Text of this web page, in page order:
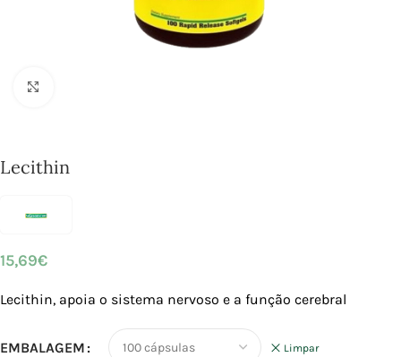
Lecithin
15,69€
Lecithin, apoia o sistema nervoso e a função cerebral
EMBALAGEM Limpar